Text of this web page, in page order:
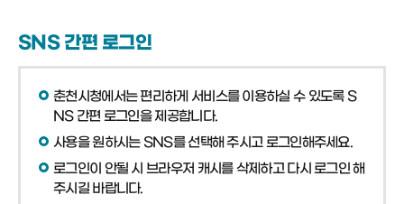
SNS 간편 로그인
춘천시청에서는 편리하게 서비스를 이용하실 수 있도록 S
NS 간편 로그인을 제공합니다.
사용을 원하시는 SNS를 선택해 주시고 로그인해주세요.
로그인이 안될 시 브라우저 캐시를 삭제하고 다시 로그인 해
주시길 바랍니다.